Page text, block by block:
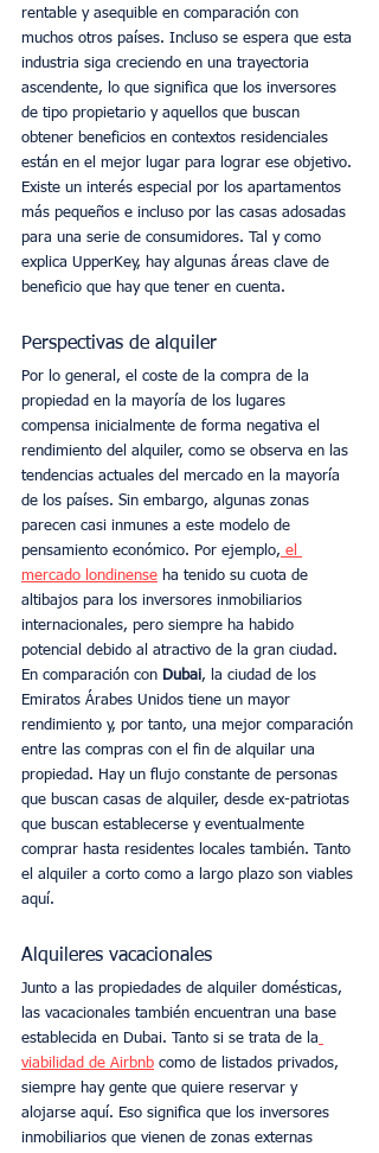
rentable y asequible en comparación con
muchos otros países. Incluso se espera que esta
industria siga creciendo en una trayectoria
ascendente, lo que significa que los inversores
de tipo propietario y aquellos que buscan
obtener beneficios en contextos residenciales
están en el mejor lugar para lograr ese objetivo.
Existe un interés especial por los apartamentos
más pequeños e incluso por las casas adosadas
para una serie de consumidores. Tal y como
explica UpperKey, hay algunas áreas clave de
beneficio que hay que tener en cuenta.
Perspectivas de alquiler
Por lo general, el coste de la compra de la
propiedad en la mayoría de los lugares
compensa inicialmente de forma negativa el
rendimiento del alquiler, como se observa en las
tendencias actuales del mercado en la mayoría
de los países. Sin embargo, algunas zonas
parecen casi inmunes a este modelo de
pensamiento económico. Por ejemplo, el
mercado londinense ha tenido su cuota de
altibajos para los inversores inmobiliarios
internacionales, pero siempre ha habido
potencial debido al atractivo de la gran ciudad.
En comparación con Dubai, la ciudad de los
Emiratos Árabes Unidos tiene un mayor
rendimiento y, por tanto, una mejor comparación
entre las compras con el fin de alquilar una
propiedad. Hay un flujo constante de personas
que buscan casas de alquiler, desde ex-patriotas
que buscan establecerse y eventualmente
comprar hasta residentes locales también. Tanto
el alquiler a corto como a largo plazo son viables
aquí.
Alquileres vacacionales
Junto a las propiedades de alquiler domésticas,
las vacacionales también encuentran una base
establecida en Dubai. Tanto si se trata de la
viabilidad de Airbnb como de listados privados,
siempre hay gente que quiere reservar y
alojarse aquí. Eso significa que los inversores
inmobiliarios que vienen de zonas externas